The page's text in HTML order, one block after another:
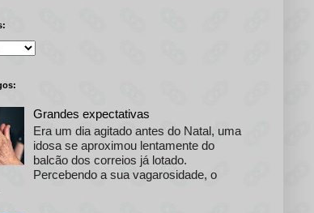
Grandes expectativas
Era um dia agitado antes do Natal, uma
idosa se aproximou lentamente do
balcão dos correios já lotado.
Percebendo a sua vagarosidade, o